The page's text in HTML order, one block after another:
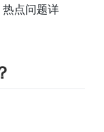
点问题详